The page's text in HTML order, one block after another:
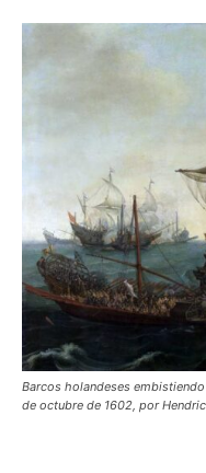
Barcos holandeses
de octubre de 1602, por